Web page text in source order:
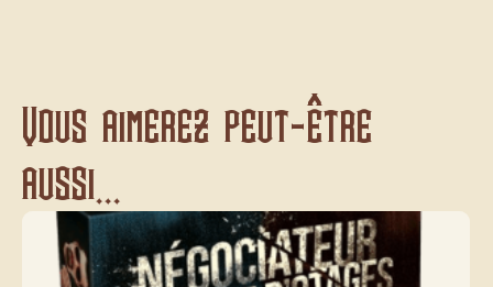
Vous aimerez peut-être
aussi...